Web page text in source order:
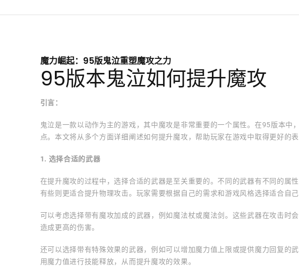
魔力崛起：95版鬼泣重塑魔攻之力
95版本鬼泣如何提升魔攻
引言：
鬼泣是一款以动作为主的游戏，其中魔攻是非常重要的一个属性。在95版本中
点。本文将从多个方面详细阐述如何提升魔攻，帮助玩家在游戏中取得更好的表
1. 选择合适的武器
在提升魔攻的过程中，选择合适的武器是至关重要的。不同的武器有不同的属
有些则更适合提升物理攻击。玩家需要根据自己的需求和游戏风格选择适合自己
可以考虑选择带有魔攻加成的武器，例如魔法杖或魔法剑。这些武器在攻击时
造成更高的伤害。
还可以选择带有特殊效果的武器，例如可以增加魔力值上限或提供魔力回复的
用魔力值进行技能释放，从而提升魔攻的效果。